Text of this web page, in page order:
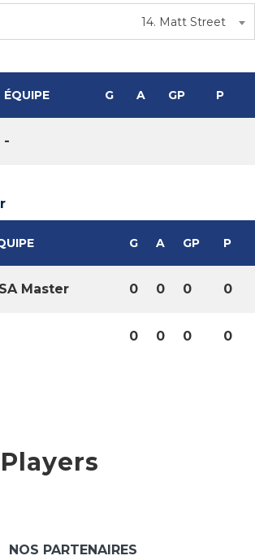
14. Matt Street
ÉQUIPE G A GP P
-
G A GP P
Master 0 0 0 0
0 0 0 0
NOS PARTENAIRES